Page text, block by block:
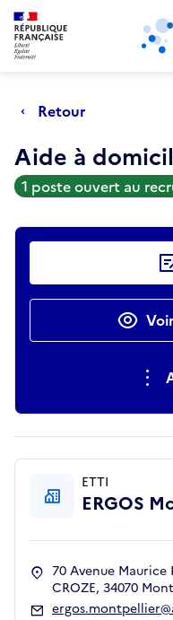
Aller au menu principal
Retour
Aide à
1 poste ouvert au
Actions
ETTI
ERGOS
70 Avenue Maurice
CROZE, 34070
Retour au début de la
Panneau de gestion des